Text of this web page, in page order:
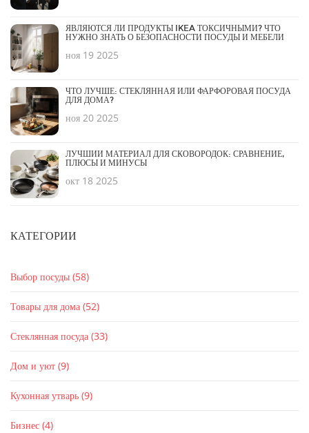
ЯВЛЯЮТСЯ ЛИ ПРОДУКТЫ IKEA ТОКСИЧНЫМИ? ЧТО
НУЖНО ЗНАТЬ О БЕЗОПАСНОСТИ ПОСУДЫ И МЕБЕЛИ
ноя 19 2025
ЧТО ЛУЧШЕ: СТЕКЛЯННАЯ ИЛИ ФАРФОРОВАЯ ПОСУДА
ДЛЯ ДОМА?
ноя 20 2025
ЛУЧШИЙ МАТЕРИАЛ ДЛЯ СКОВОРОДОК: СРАВНЕНИЕ,
ПЛЮСЫ И МИНУСЫ
окт 18 2025
КАТЕГОРИИ
Выбор посуды (58)
Товары для дома (52)
Стеклянная посуда (33)
Дом и уют (9)
Кухонная утварь (9)
Бизнес (4)